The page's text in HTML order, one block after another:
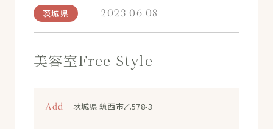
茨城県 2023.06.08
美容室Free Style
Add 茨城県 筑西市乙578-3